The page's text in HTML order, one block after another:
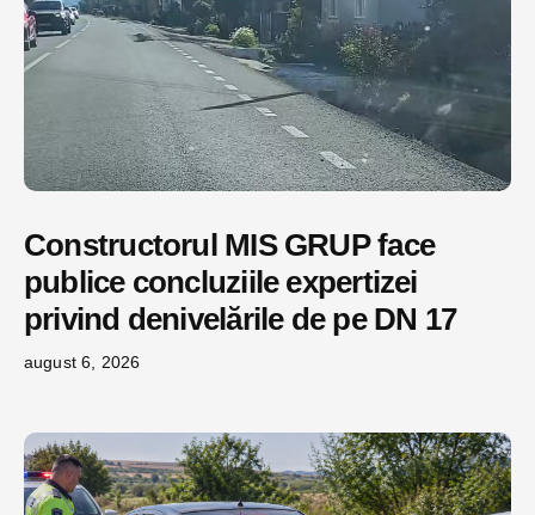
Constructorul MIS GRUP face
publice concluziile expertizei
privind denivelările de pe DN 17
august 6, 2026